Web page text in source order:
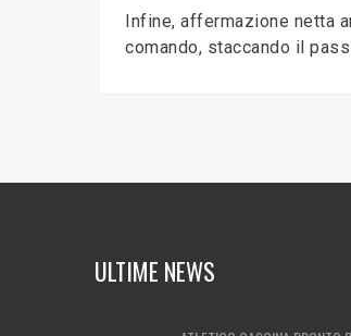
Infine, affermazione netta
comando, staccando il
ULTIME NEWS